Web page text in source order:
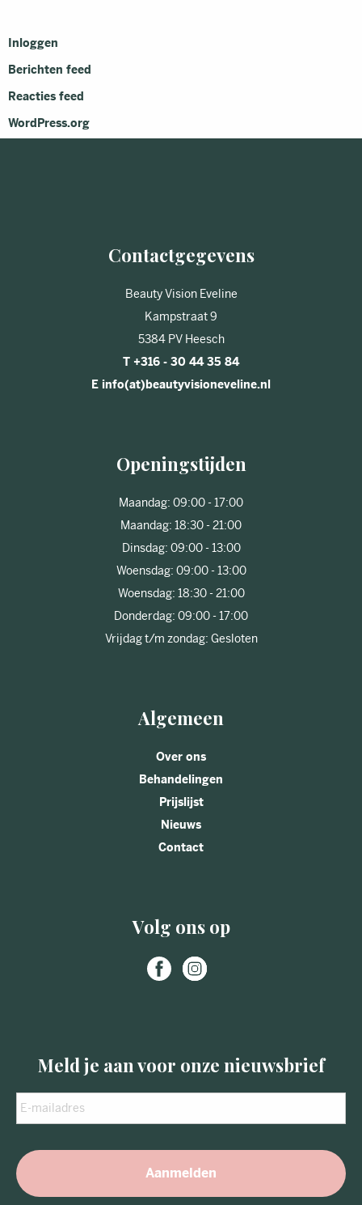
Inloggen
Berichten feed
Reacties feed
WordPress.org
Contactgegevens
Beauty Vision Eveline
Kampstraat 9
5384 PV Heesch
T +316 - 30 44 35 84
E info(at)beautyvisioneveline.nl
Openingstijden
Maandag: 09:00 - 17:00
Maandag: 18:30 - 21:00
Dinsdag: 09:00 - 13:00
Woensdag: 09:00 - 13:00
Woensdag: 18:30 - 21:00
Donderdag: 09:00 - 17:00
Vrijdag t/m zondag: Gesloten
Algemeen
Over ons
Behandelingen
Prijslijst
Nieuws
Contact
Volg ons op
Meld je aan voor onze nieuwsbrief
mailadres